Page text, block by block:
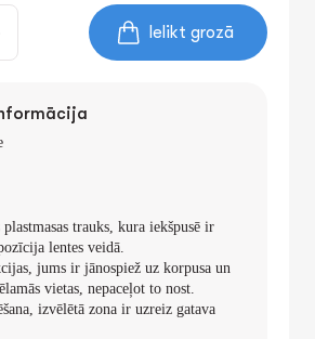
Ielikt grozā
trauks, kura iekšpusē ir
lentes veidā.
jums ir jānospiež uz korpusa un
vietas, nepaceļot to nost.
izvēlētā zona ir uzreiz gatava